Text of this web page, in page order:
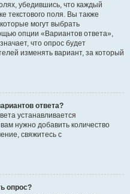
убедившись, что каждый
текстового поля. Вы также
могут выбрать
опции «Вариантов ответа»,
что опрос будет
изменять вариант, за который
ответа?
устанавливается
нужно добавить количество
свяжитесь с
опрос?